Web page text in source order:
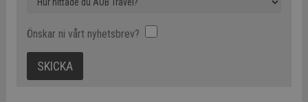
Önskar ni vårt nyhetsbrev?